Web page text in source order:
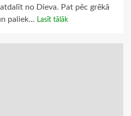
no Dieva. Pat pēc grēkā
paliek... Lasīt tālāk